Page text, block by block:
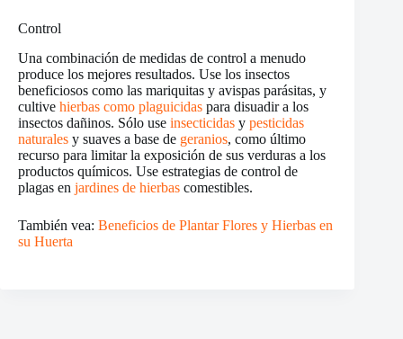
Control
Una combinación de medidas de control a menudo
produce los mejores resultados. Use los insectos
beneficiosos como las mariquitas y avispas parásitas, y
cultive hierbas como plaguicidas para disuadir a los
insectos dañinos. Sólo use insecticidas y pesticidas
naturales y suaves a base de geranios, como último
recurso para limitar la exposición de sus verduras a los
productos químicos. Use estrategias de control de
plagas en jardines de hierbas comestibles.
También vea: Beneficios de Plantar Flores y Hierbas en
su Huerta